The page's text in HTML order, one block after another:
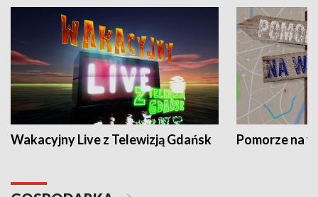
Wakacyjny Live z Telewizją Gdańsk Pomorze na